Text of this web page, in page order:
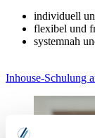
individuell
flexibel und
systemnah
Inhouse-Schulung